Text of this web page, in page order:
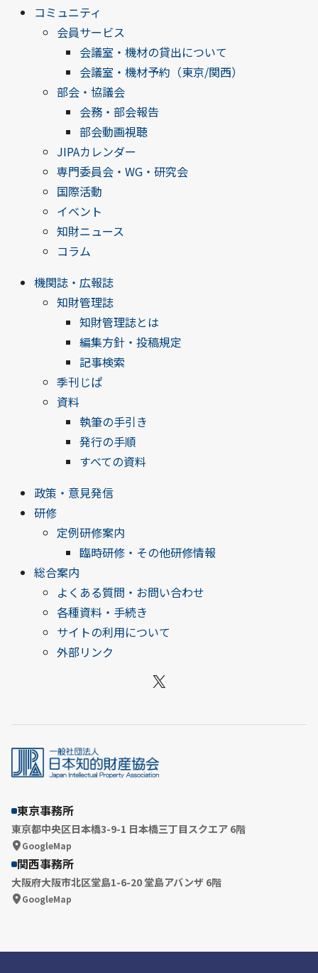
コミュニティ
会員サービス
会議室・機材の貸出について
会議室・機材予約（東京/関西）
部会・協議会
会務・部会報告
部会動画視聴
JIPAカレンダー
専門委員会・WG・研究会
国際活動
イベント
知財ニュース
コラム
機関誌・広報誌
知財管理誌
知財管理誌とは
編集方針・投稿規定
記事検索
季刊じぱ
資料
執筆の手引き
発行の手順
すべての資料
政策・意見発信
研修
定例研修案内
臨時研修・その他研修情報
総合案内
よくある質問・お問い合わせ
各種資料・手続き
サイトの利用について
外部リンク
X
東京事務所
東京都中央区日本橋3-9-1 日本橋三丁目スクエア 6階
GoogleMap
関西事務所
大阪府大阪市北区堂島1-6-20 堂島アバンザ 6階
GoogleMap